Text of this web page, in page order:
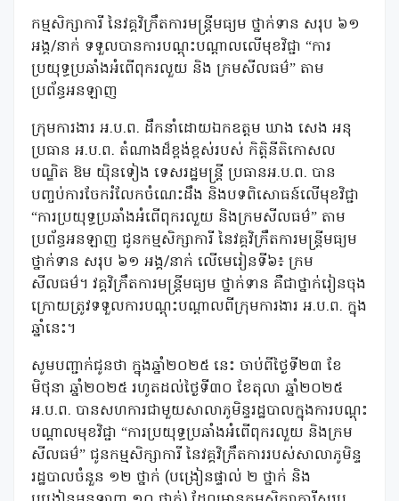
កម្មសិក្សាការី នៃវគ្គវិក្រឹតការមន្ត្រីមធ្យម ថ្នាក់ទាន សរុប ៦១
អង្គ/នាក់ ទទួលបានការបណ្តុះបណ្តាលលើមុខវិជ្ជា “ការ
ប្រយុទ្ធប្រឆាំងអំពើពុករលួយ និង ក្រមសីលធម៌” តាម
ប្រព័ន្ធអនឡាញ
ក្រុមការងារ អ.ប.ព. ដឹកនាំដោយឯកឧត្តម ឃាង សេង អនុ
ប្រធាន អ.ប.ព. តំណាងដ៏ខ្ពង់ខ្ពស់របស់ កិត្តិនីតិកោសល
បណ្ឌិត ឱម យ៉ិនទៀង ទេសរដ្ឋមន្ត្រី ប្រធានអ.ប.ព. បាន
បញ្ចប់ការចែករំលែកចំណេះដឹង និងបទពិសោធន៍លើមុខវិជ្ជា
“ការប្រយុទ្ធប្រឆាំងអំពើពុករលួយ និងក្រមសីលធម៌” តាម
ប្រព័ន្ធអនឡាញ ជូនកម្មសិក្សាការី នៃវគ្គវិក្រឹតការមន្ត្រីមធ្យម
ថ្នាក់ទាន សរុប ៦១ អង្គ/នាក់ លើមេរៀនទី៦៖ ក្រម
សីលធម៌។ វគ្គវិក្រឹតការមន្ត្រីមធ្យម ថ្នាក់ទាន គឺជាថ្នាក់រៀនចុង
ក្រោយត្រូវទទួលការបណ្តុះបណ្តាលពីក្រុមការងារ អ.ប.ព. ក្នុង
ឆ្នាំនេះ។
សូមបញ្ជាក់ជូនថា ក្នុងឆ្នាំ២០២៥ នេះ ចាប់ពីថ្ងៃទី២៣ ខែ
មិថុនា ឆ្នាំ២០២៥ រហូតដល់ថ្ងៃទី៣០ ខែតុលា ឆ្នាំ២០២៥
អ.ប.ព. បានសហការជាមួយសាលាភូមិន្ទរដ្ឋបាលក្នុងការបណ្តុះ
បណ្តាលមុខវិជ្ជា “ការប្រយុទ្ធប្រឆាំងអំពើពុករលួយ និងក្រម
សីលធម៌” ជូនកម្មសិក្សាការី នៃវគ្គវិក្រឹតការរបស់សាលាភូមិន្ទ
រដ្ឋបាលចំនួន ១២ ថ្នាក់ (បង្រៀនផ្ទាល់ ២ ថ្នាក់ និង